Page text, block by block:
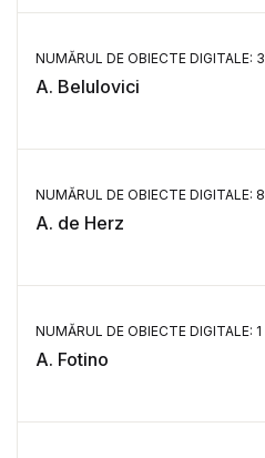
NUMĂRUL DE OBIECTE DIGITALE: 3
A. Belulovici
NUMĂRUL DE OBIECTE DIGITALE: 8
A. de Herz
NUMĂRUL DE OBIECTE DIGITALE: 1
A. Fotino